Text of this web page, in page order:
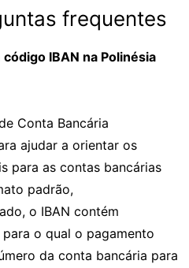
frequentes
IBAN na Polinésia
Conta Bancária
ajudar a orientar os
para as contas bancárias
padrão,
o IBAN contém
o qual o pagamento
da conta bancária para